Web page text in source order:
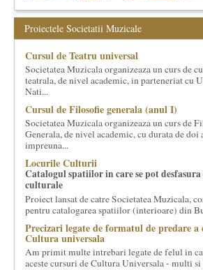
inceput cu muzica clasica - si de aici numele -,
dezvoltam proiecte si in alte domenii ale
Facem management cultural, dezvoltam si
proprii sau preluate, modele si sisteme de
cultural si consultanta. Organizam concursuri,
evenimente culturale, private sau publice,
cultura generala muzicala, teatrala, filosofica
Cuvinte in plus despre proiect, despre cei care
cei care il finantateaza sunt in rubricile de
Proiectele Societatii Muzicale
Cursul de Teatru universal
Societatea Muzicala organizeaza un curs de
teatrala, de nivel academic, in parteneriat cu
Nati...
Cursul de Filosofie generala (anul I)
Societatea Muzicala organizeaza un curs de
Generala, de nivel academic, cu durata de doi
impreuna...
Locurile Culturii
Catalogul spatiilor in care se pot desfasura
culturale
Proiect lansat de catre Societatea Muzicala,
pentru catalogarea spatiilor (interioare) din
Precizari legate de formatul de predare
Cultura universala
Am primit multe intrebari legate de felul in
aceste cursuri de Cultura Universala - multi si